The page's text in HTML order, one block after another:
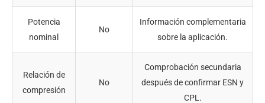
Potencia
nominal
No
Información complementaria
sobre la aplicación.
Relación de
compresión
No
Comprobación secundaria
después de confirmar ESN y
CPL.